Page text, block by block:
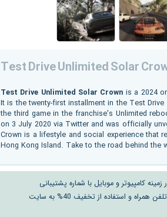
Test Drive Unlimited Solar
Test Drive Unlimited Solar Crown is a 2024
It is the twenty-first installment in the Test
the third game in the franchise's Unlimited
on 3 July 2020 via Twitter and was officially
Crown is a lifestyle and social experience that
Hong Kong Island. Take to the road behind
کامپیوتر و موبایل با شماره پشتیبانی
از سراسر کشور با تلفن ثابت تماس بگیرید. برای تماس با تلفن همراه و استفاده از تخفیف 40% به سایت